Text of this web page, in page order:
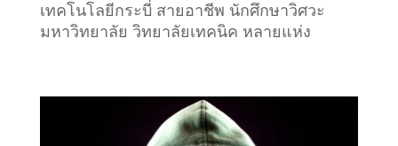
เทคโนโลยีกระบี่ สายอาชีพ นักศึกษาวิศวะ
มหาวิทยาลัย วิทยาลัยเทคนิค หลายแห่ง